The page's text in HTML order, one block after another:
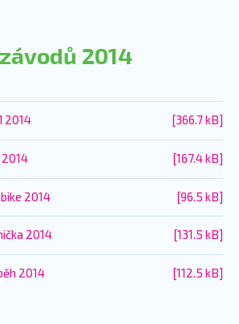
2014
2014 [366.7 kB]
[167.4 kB]
2014 [96.5 kB]
2014 [131.5 kB]
2014 [112.5 kB]